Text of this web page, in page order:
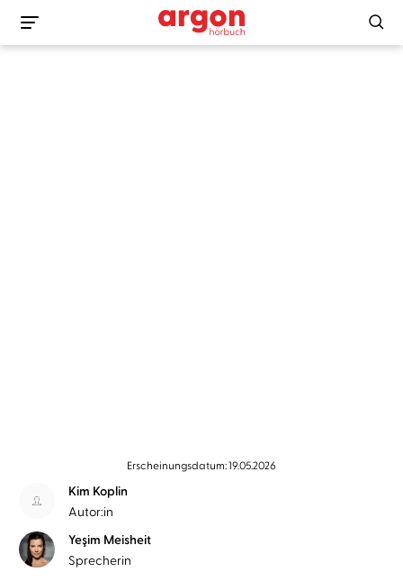
Erscheinungsdatum: 19.05.2026
Kim Koplin
Autor:in
Yeşim Meisheit
Sprecherin